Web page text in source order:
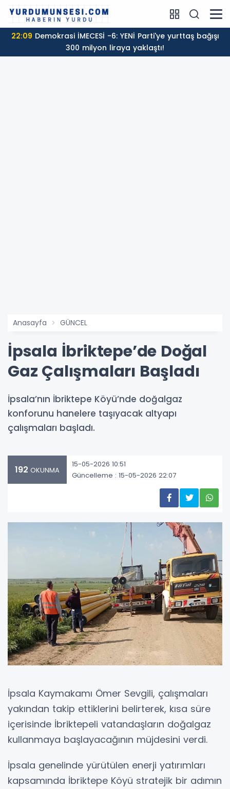
22:09
300 milyon liraya yaklaştı!
Anasayfa GÜNCEL
İpsala İbriktepe’de Doğal
Gaz Çalışmaları Başladı
İpsala’nın İbriktepe Köyü’nde doğalgaz
konforunu hanelere taşıyacak altyapı
çalışmaları başladı.
192 OKUNMA
15-05-2026 10:51
Güncelleme : 15-05-2026 22:07
İpsala Kaymakamı Ömer Sevgili, çalışmaları
yakından takip ettiklerini belirterek, kısa süre
içerisinde İbriktepeli vatandaşların doğalgaz
kullanmaya başlayacağının müjdesini verdi.
İpsala genelinde yürütülen enerji yatırımları
kapsamında İbriktepe Köyü stratejik bir adımın